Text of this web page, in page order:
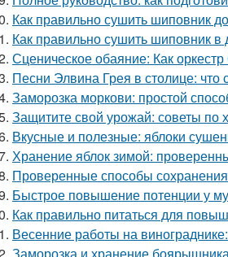
Как правильно сушить шиповник
Как правильно сушить шиповник
Сценическое обаяние: Как
Песни Элвина Грея в столице:
Заморозка моркови: простой
Защитите свой урожай: советы
Вкусные и полезные: яблоки
Хранение яблок зимой:
Проверенные способы
Быстрое повышение потенции у
Как правильно питаться для
Весенние работы на